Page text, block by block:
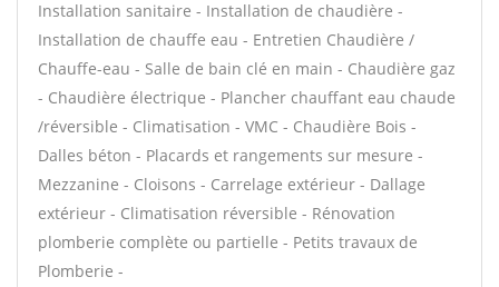
Installation sanitaire - Installation de chaudière -
Installation de chauffe eau - Entretien Chaudière /
Chauffe-eau - Salle de bain clé en main - Chaudière gaz
- Chaudière électrique - Plancher chauffant eau chaude
/réversible - Climatisation - VMC - Chaudière Bois -
Dalles béton - Placards et rangements sur mesure -
Mezzanine - Cloisons - Carrelage extérieur - Dallage
extérieur - Climatisation réversible - Rénovation
plomberie complète ou partielle - Petits travaux de
Plomberie -